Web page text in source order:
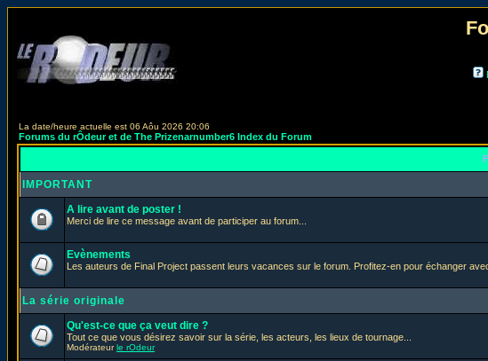
La date/heure actuelle est 06 Aôu 2026 20:06
Forums du rÔdeur et de The Prizenarnumber6 Index du Forum
IMPORTANT
A lire avant de poster !
Merci de lire ce message avant de participer au forum...
Evènements
Les auteurs de Final Project passent leurs vacances sur le forum. Profitez-en pour échanger
La série originale
Qu'est-ce que ça veut dire ?
Tout ce que vous désirez savoir sur la série, les acteurs, les lieux de tournage...
Modérateurle rOdeur